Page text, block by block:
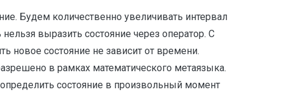
Будем количественно увеличивать интервал
выразить состояние через оператор. С
новое состояние не зависит от времени.
в рамках математического метаязыка.
состояние в произвольный момент